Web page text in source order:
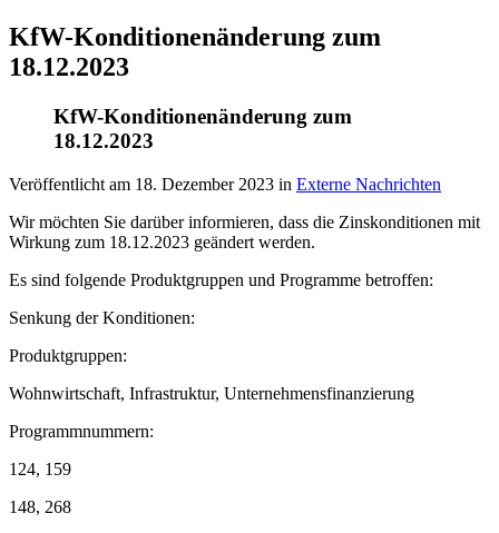
KfW-Konditionenänderung zum
18.12.2023
KfW-Konditionenänderung zum
18.12.2023
Veröffentlicht am 18. Dezember 2023 in Externe Nachrichten
Wir möchten Sie darüber informieren, dass die Zinskonditionen mit
Wirkung zum 18.12.2023 geändert werden.
Es sind folgende Produktgruppen und Programme betroffen:
Senkung der Konditionen:
Produktgruppen:
Wohnwirtschaft, Infrastruktur, Unternehmensfinanzierung
Programmnummern:
124, 159
148, 268